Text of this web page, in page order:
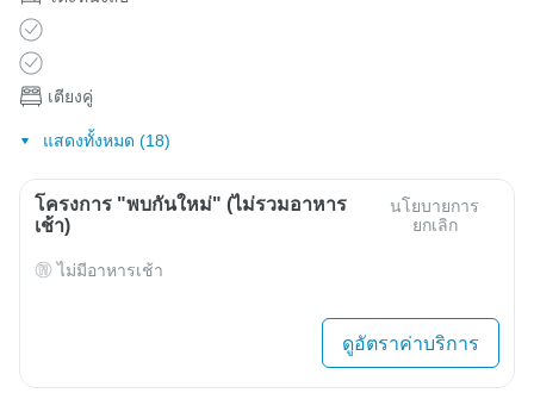
เตียงคู่
แสดงทั้งหมด (18)
โครงการ "พบกันใหม่" (ไม่รวมอาหาร
เช้า)
นโยบายการ
ยกเลิก
ไม่มีอาหารเช้า
ดูอัตราค่าบริการ